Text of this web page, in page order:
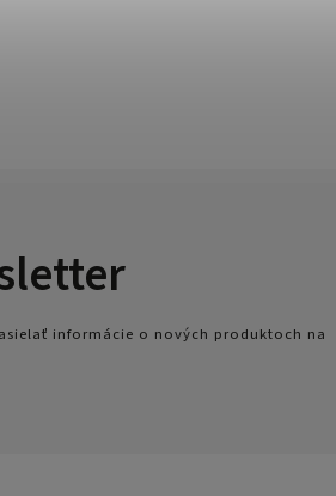
informácie o nových produktoch na